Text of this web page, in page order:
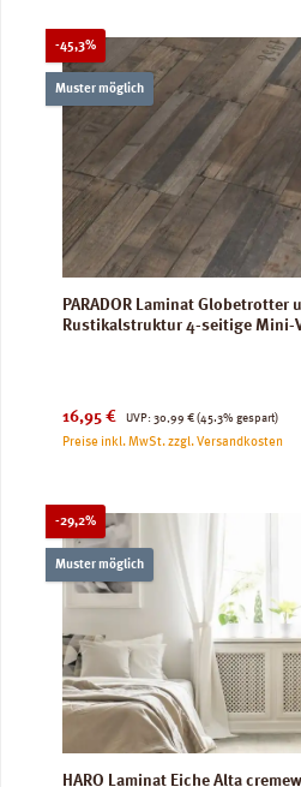
-45,3%Rabatt
Muster möglich
PARADOR Laminat Globetrotter
Rustikalstruktur 4-seitige Mini-
Verkaufspreis:
16,95 € UVP:
Regulärer Preis:
30,99 € (45.3% gespart)
Preise inkl. MwSt. zzgl. Versandkosten
-29,2%Rabatt
Muster möglich
HARO Laminat Eiche Alta